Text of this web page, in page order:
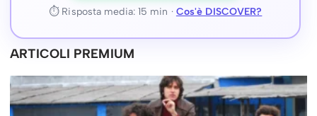
⏱ Risposta media: 15 min · Cos'è DISCOVER?
ARTICOLI PREMIUM